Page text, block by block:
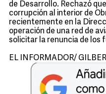
de Desarrollo. Rechazó
corrupción al interior de
recientemente en la
operación de una red de
solicitar la renuncia de los
EL INFORMADOR/